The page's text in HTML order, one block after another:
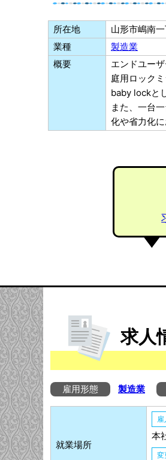
所在地
山形市嶋南
業種
製造業
概要
エンドユー
庭用ロック
baby lockと
また、一台
化や省力化
求人
雇用形態 製造業
就業場所
本
変